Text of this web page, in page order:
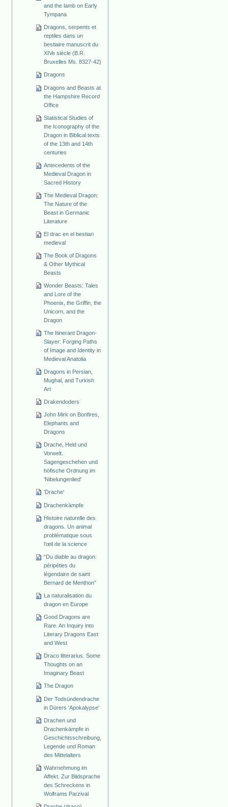
and the lamb on Early
Tympana
Dragons, serpents et
reptiles dans un
bestiaire manuscrit du
XIVe siècle (B.R.
Bruxelles Ms. 8327-42)
Dragons
Dragons and Beasts at
the Hampshire Record
Office
Statistical Studies of
the Iconography of the
Dragon in Biblical texts
of the 13th and 14th
centuries
Antecedents of the
Medieval Dragon in
Sacred History
The Medieval Dragon:
The Nature of the
Beast in Germanic
Literature
El drac en el bestiari
medieval
The Book of Dragons
& Other Mythical
Beasts
Wonder Beasts: Tales
and Lore of the
Phoenix, the Griffin, the
Unicorn, and the
Dragon
The Itinerant Dragon-
Slayer: Forging Paths
of Image and Identity in
Medieval Anatolia
Dragons in Persian,
Mughal, and Turkish
Art
Drakendoders
John Mirk on Bonfires,
Elephants and
Dragons
Drache, Held und
Vorwelt.
Sagengeschehen und
höfische Ordnung im
'Nibelungenlied'
'Drache'
Drachenkämpfe
Histoire naturelle des
dragons. Un animal
problématique sous
l’œil de la science
“Du diable au dragon:
péripéties du
légendaire de saint
Bernard de Menthon”
La naturalisation du
dragon en Europe
Good Dragons are
Rare. An Inquiry into
Literary Dragons East
and West
Draco litterarius. Some
Thoughts on an
Imaginary Beast
The Dragon
Der Todsündendrache
in Dürers 'Apokalypse'
Drachen und
Drachenkämpfe in
Geschichtsschreibung,
Legende und Roman
des Mittelalters
Wahrnehmung im
Affekt. Zur Bildsprache
des Schreckens in
Wolframs Parzival